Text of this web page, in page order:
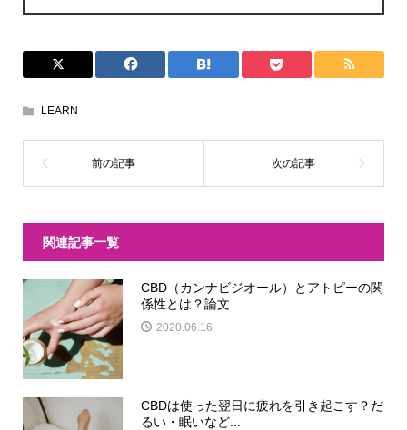
LEARN
関連記事一覧
CBD（カンナビジオール）とアトピーの関
係性とは？論文...
2020.06.16
CBDは使った翌日に疲れを引き起こす？だ
るい・眠いなど...